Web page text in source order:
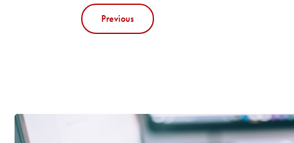
Previous